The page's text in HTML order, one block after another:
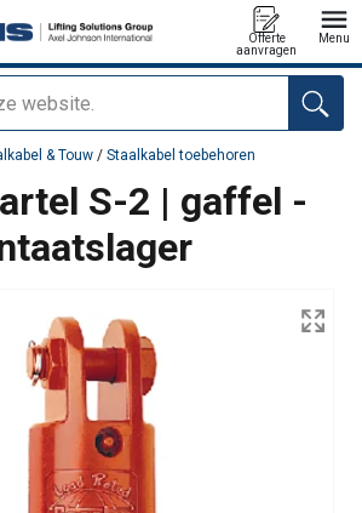
Offerte
aanvragen
Menu
& Touw / Staalkabel toebehoren
S-2 | gaffel -